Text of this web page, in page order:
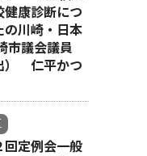
健康診断につ
川崎・日本
市議会議員
） 仁平かつ
回定例会一般